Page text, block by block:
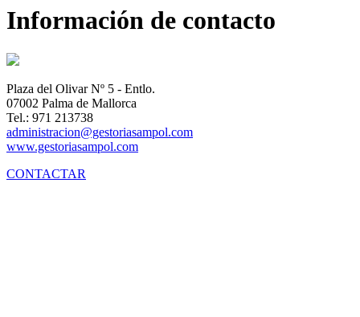
Información de contacto
Plaza del Olivar Nº 5 - Entlo.
07002 Palma de Mallorca
Tel.: 971 213738
administracion@gestoriasampol.com
www.gestoriasampol.com
CONTACTAR